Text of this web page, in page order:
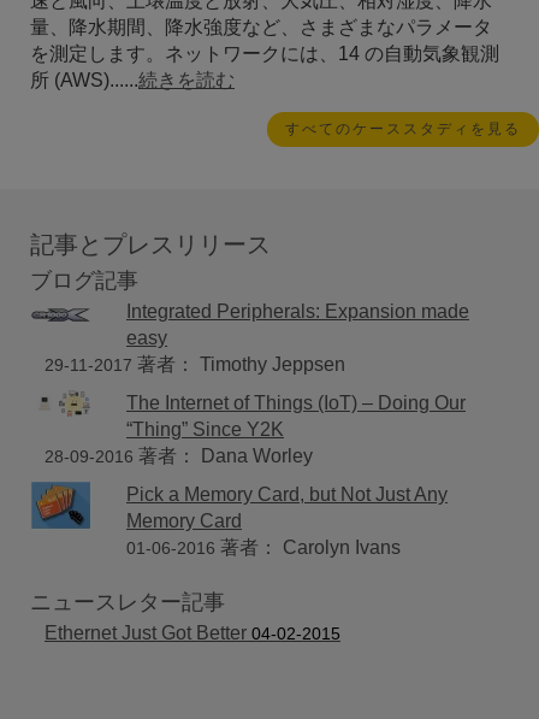
量、降水期間、降水強度など、さまざまなパラメータ
を測定します。ネットワークには、14 の自動気象観測
所 (AWS)......続きを読む
すべてのケーススタディを見る
記事とプレスリリース
ブログ記事
Integrated Peripherals: Expansion made
easy
29-11-2017 著者： Timothy Jeppsen
The Internet of Things (IoT) – Doing Our
“Thing” Since Y2K
28-09-2016 著者： Dana Worley
Pick a Memory Card, but Not Just Any
Memory Card
01-06-2016 著者： Carolyn Ivans
ニュースレター記事
Ethernet Just Got Better 04-02-2015